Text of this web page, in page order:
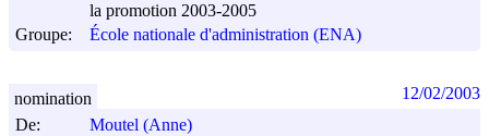
la promotion 2003-2005
Groupe:
École nationale d'administration (ENA)
De:
Moutel (Anne)
nomination 12/02/2003